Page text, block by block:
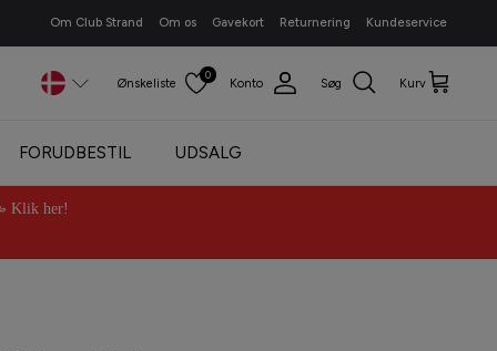
Om Club Strand Om os Gavekort Returnering Kundeservice
Ønskeliste
0
Konto Søg Kurv
FORUDBESTIL UDSALG
Klik her!